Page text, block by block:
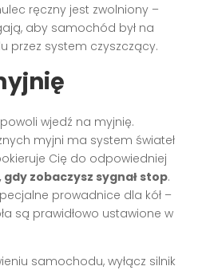
ręczny jest zwolniony –
aby samochód był na
przez system czyszczący.
wjedź na myjnię.
myjni ma system świateł
Cię do odpowiedniej
zobaczysz sygnał stop.
prowadnice dla kół –
są prawidłowo ustawione w
samochodu, wyłącz silnik